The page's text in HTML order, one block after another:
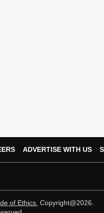
ADVERTISE WITH US
of Ethics. Copyright@2026.